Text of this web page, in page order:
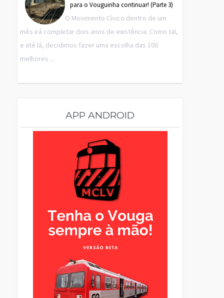
para o Vouguinha continuar! (Parte 3)
O Movimento Cívico dentro de um
mês irá completar dois anos de existência. Como tal,
e até lá, decidimos fazer uma escolha das 100
melhores ...
APP ANDROID